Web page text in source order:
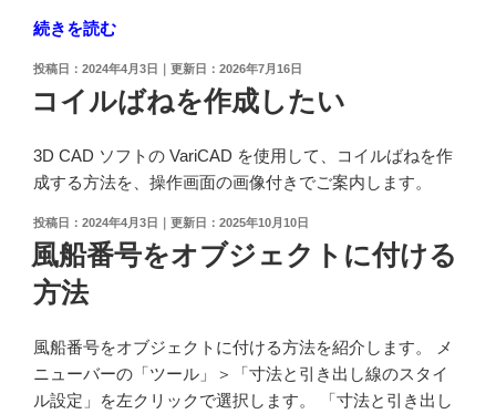
面
に
書
き
し
た
の
"3
の
円
接
す
る
円
を
作
し
た
い"
続きを読む
投
日:
2024年4月3日 2026年7月16日
コイルばねを作成したい
3D CAD ソフトの VariCAD を使用して、コイルばねを作
成する方法を、操作画面の画像付きでご案内します。
投
稿
日:
2024年4月3日 2025年10月10日
風船番号をオブジェクトに付ける
方法
風船番号をオブジェクトに付ける方法を紹介します。 メ
ニューバーの「ツール」＞「寸法と引き出し線のスタイ
ル設定」を左クリックで選択します。 「寸法と引き出し